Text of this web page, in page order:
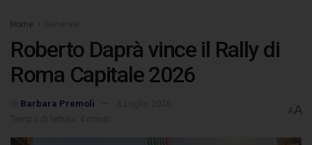
Home
Roberto Daprà vince il Rally di
Roma Capitale 2026
Barbara Premoli
AA